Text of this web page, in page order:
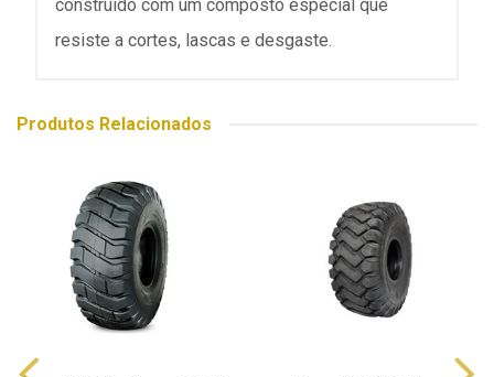
construído com um composto especial que
resiste a cortes, lascas e desgaste.
Produtos Relacionados